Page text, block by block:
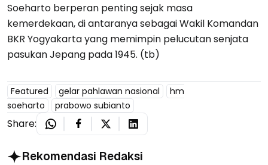
Soeharto berperan penting sejak masa
kemerdekaan, di antaranya sebagai Wakil Komandan
BKR Yogyakarta yang memimpin pelucutan senjata
pasukan Jepang pada 1945. (tb)
Featured gelar pahlawan nasional
hm
soeharto
prabowo subianto
Share:
Rekomendasi Redaksi